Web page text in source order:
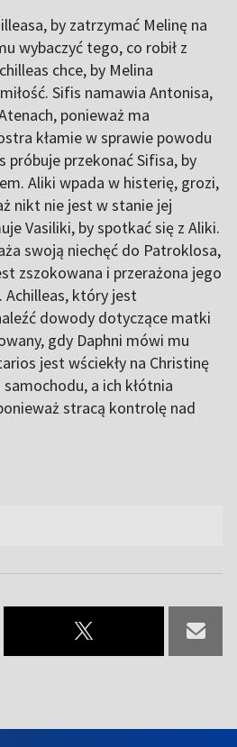
by zatrzymać Melinę na
wybaczyć tego, co robił z
chce, by Melina
Sifis namawia Antonisa,
ponieważ ma
kłamie w sprawie powodu
próbuje przekonać Sifisa, by
Aliki wpada w histerię, grozi,
nikt nie jest w stanie jej
Vasiliki, by spotkać się z Aliki.
swoją niechęć do Patroklosa,
zszokowana i przerażona jego
Achilleas, który jest
dowody dotyczące matki
gdy Daphni mówi mu
jest wściekły na Christinę
a ich kłótnia
stracą kontrolę nad